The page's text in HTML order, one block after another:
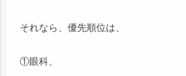
それなら、優先順位は、
①眼科、